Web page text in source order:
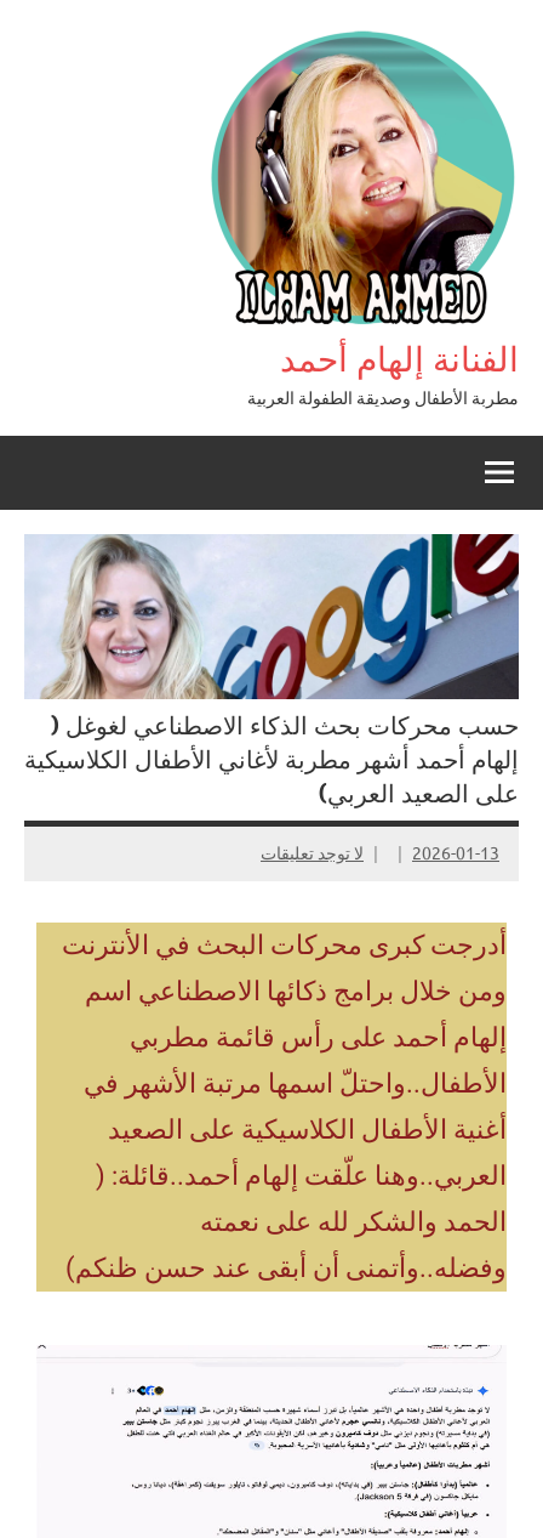
الفنانة إلهام أحمد
مطربة الأطفال وصديقة الطفولة العربية
حسب محركات بحث الذكاء الاصطناعي لغوغل (
إلهام أحمد أشهر مطربة لأغاني الأطفال الكلاسيكية
على الصعيد العربي)
2026-01-13 لا توجد تعليقات
أدرجت كبرى محركات البحث في الأنترنت
ومن خلال برامج ذكائها الاصطناعي اسم
إلهام أحمد على رأس قائمة مطربي
الأطفال..واحتلّ اسمها مرتبة الأشهر في
أغنية الأطفال الكلاسيكية على الصعيد
العربي..وهنا علّقت إلهام أحمد..قائلة: (
الحمد والشكر لله على نعمته
وفضله..وأتمنى أن أبقى عند حسن ظنكم)